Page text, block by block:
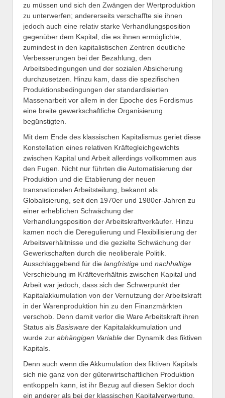
zu müssen und sich den Zwängen der Wertproduktion
zu unterwerfen; andererseits verschaffte sie ihnen
jedoch auch eine relativ starke Verhandlungsposition
gegenüber dem Kapital, die es ihnen ermöglichte,
zumindest in den kapitalistischen Zentren deutliche
Verbesserungen bei der Bezahlung, den
Arbeitsbedingungen und der sozialen Absicherung
durchzusetzen. Hinzu kam, dass die spezifischen
Produktionsbedingungen der standardisierten
Massenarbeit vor allem in der Epoche des Fordismus
eine breite gewerkschaftliche Organisierung
begünstigten.
Mit dem Ende des klassischen Kapitalismus geriet diese
Konstellation eines relativen Kräftegleichgewichts
zwischen Kapital und Arbeit allerdings vollkommen aus
den Fugen. Nicht nur führten die Automatisierung der
Produktion und die Etablierung der neuen
transnationalen Arbeitsteilung, bekannt als
Globalisierung, seit den 1970er und 1980er-Jahren zu
einer erheblichen Schwächung der
Verhandlungsposition der Arbeitskraftverkäufer. Hinzu
kamen noch die Deregulierung und Flexibilisierung der
Arbeitsverhältnisse und die gezielte Schwächung der
Gewerkschaften durch die neoliberale Politik.
Ausschlaggebend für die langfristige und nachhaltige
Verschiebung im Kräfteverhältnis zwischen Kapital und
Arbeit war jedoch, dass sich der Schwerpunkt der
Kapitalakkumulation von der Vernutzung der Arbeitskraft
in der Warenproduktion hin zu den Finanzmärkten
verschob. Denn damit verlor die Ware Arbeitskraft ihren
Status als Basisware der Kapitalakkumulation und
wurde zur abhängigen Variable der Dynamik des fiktiven
Kapitals.
Denn auch wenn die Akkumulation des fiktiven Kapitals
sich nie ganz von der güterwirtschaftlichen Produktion
entkoppeln kann, ist ihr Bezug auf diesen Sektor doch
ein anderer als bei der klassischen Kapitalverwertung.